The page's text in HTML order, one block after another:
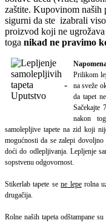
zaštite. Kupovinom naših
sigurni da ste izabrali
proizvod koji ne
toga nikad ne pravimo
Prilikom
na sveže
da tapet
Sačekajte
nakon
samolepljive tapete na zid koji
mogućnosti da se zalepi
doći do odlepljivanja. Lepljenje
sopstvenu odgovornost.
Stikerlab tapete sene leperolna
drugačija.
Rolne naših tapeta odštampane